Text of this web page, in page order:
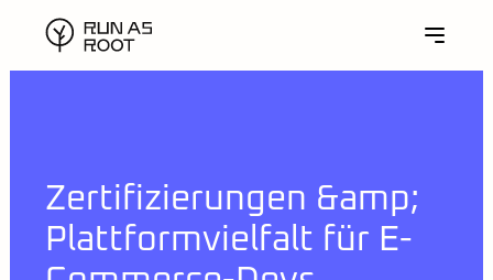
Zertifizierungen &amp;
Plattformvielfalt für E-